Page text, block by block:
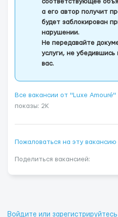
соответствующее
а его автор получит
будет заблокирован
нарушении.
Не передавайте
услуги, не убедившись
вас.
Все вакансии от "Luxe
показы: 2K
Пожаловаться на эту вакансию
Поделиться вакансией:
Войдите или зарегистрируйтесь